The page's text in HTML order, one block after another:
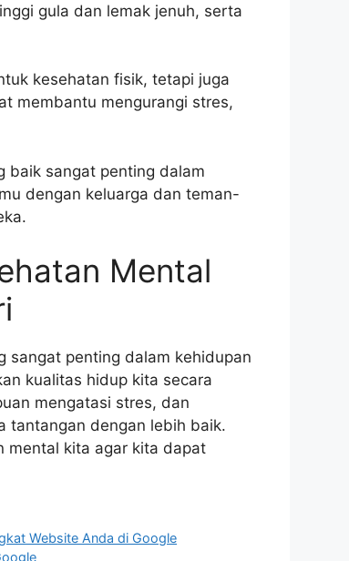
gula dan lemak jenuh, serta
kesehatan fisik, tetapi juga
membantu mengurangi stres,
baik sangat penting dalam
dengan keluarga dan teman-
Mental
sangat penting dalam kehidupan
kualitas hidup kita secara
mengatasi stres, dan
tantangan dengan lebih baik.
mental kita agar kita dapat
Website Anda di Google